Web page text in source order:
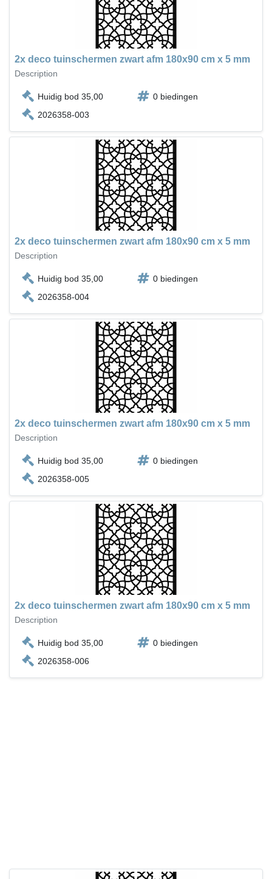
2x deco tuinschermen zwart afm 180x90 cm x 5 mm
Description
Huidig bod 35,00
0 biedingen
2026358-003
2x deco tuinschermen zwart afm 180x90 cm x 5 mm
Description
Huidig bod 35,00
0 biedingen
2026358-004
2x deco tuinschermen zwart afm 180x90 cm x 5 mm
Description
Huidig bod 35,00
0 biedingen
2026358-005
2x deco tuinschermen zwart afm 180x90 cm x 5 mm
Description
Huidig bod 35,00
0 biedingen
2026358-006